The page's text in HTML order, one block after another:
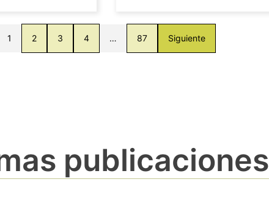
1 2 3 4 … 87 Siguiente
publicaciones